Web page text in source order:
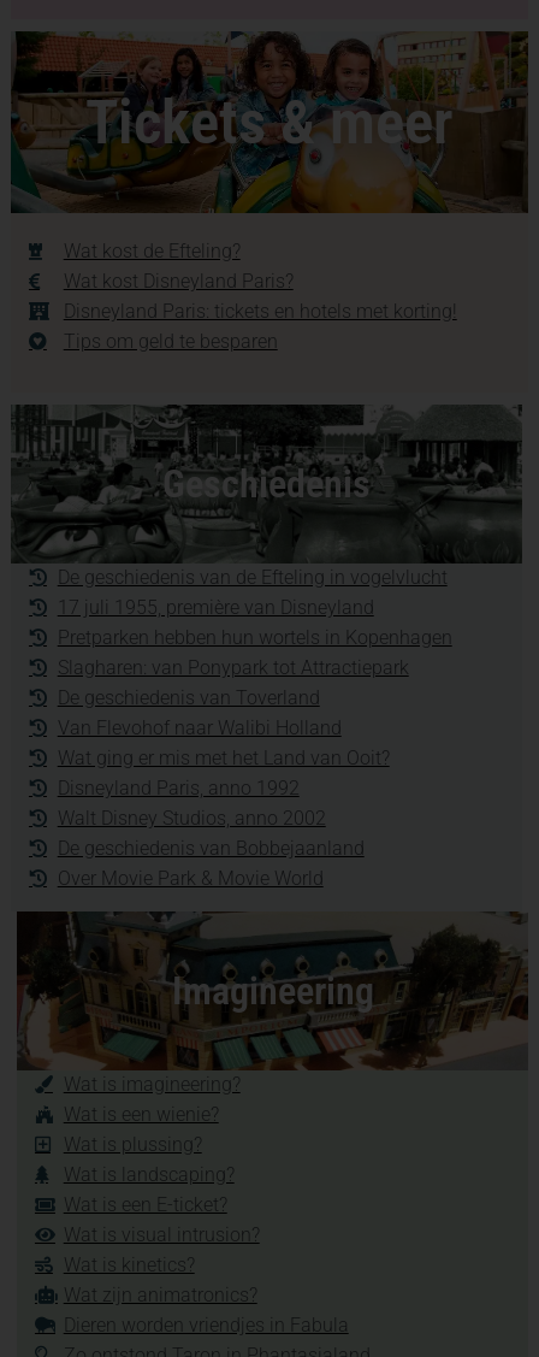
Tickets & meer
Wat kost de Efteling?
Wat kost Disneyland Paris?
Disneyland Paris: tickets en hotels met korting!
Tips om geld te besparen
Geschiedenis
De geschiedenis van de Efteling in vogelvlucht
17 juli 1955, première van Disneyland
Pretparken hebben hun wortels in Kopenhagen
Slagharen: van Ponypark tot Attractiepark
De geschiedenis van Toverland
Van Flevohof naar Walibi Holland
Wat ging er mis met het Land van Ooit?
Disneyland Paris, anno 1992
Walt Disney Studios, anno 2002
De geschiedenis van Bobbejaanland
Over Movie Park & Movie World
Imagineering
Wat is imagineering?
Wat is een wienie?
Wat is plussing?
Wat is landscaping?
Wat is een E-ticket?
Wat is visual intrusion?
Wat is kinetics?
Wat zijn animatronics?
Dieren worden vriendjes in Fabula